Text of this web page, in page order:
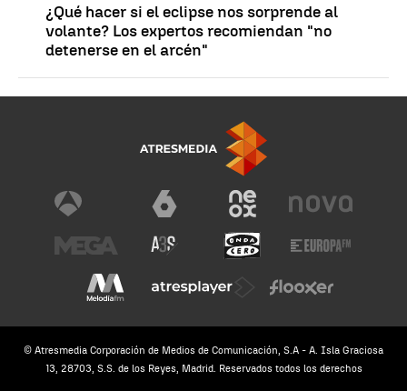
¿Qué hacer si el eclipse nos sorprende al
volante? Los expertos recomiendan "no
detenerse en el arcén"
© Atresmedia Corporación de Medios de Comunicación, S.A - A. Isla Graciosa
13, 28703, S.S. de los Reyes, Madrid. Reservados todos los derechos